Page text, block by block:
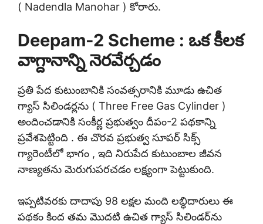
( Nadendla Manohar ) కోరారు.
Deepam-2 Scheme : ఒక కీలక
వాగ్దానాన్ని నెరవేర్చడం
ప్రతి పేద కుటుంబానికి సంవత్సరానికి మూడు ఉచిత
గ్యాస్ సిలిండర్లను ( Three Free Gas Cylinder )
అందించడానికి సంకీర్ణ ప్రభుత్వం దీపం-2 పథకాన్ని
ప్రవేశపెట్టింది . ఈ చొరవ ప్రభుత్వ సూపర్ సిక్స్
గ్యారెంటీలో భాగం , ఇది నిరుపేద కుటుంబాల జీవన
నాణ్యతను మెరుగుపరచడం లక్ష్యంగా పెట్టుకుంది.
ఇప్పటివరకు దాదాపు 98 లక్షల మంది లబ్ధిదారులు ఈ
పథకం కింద తమ మొదటి ఉచిత గ్యాస్ సిలిండర్‌ను